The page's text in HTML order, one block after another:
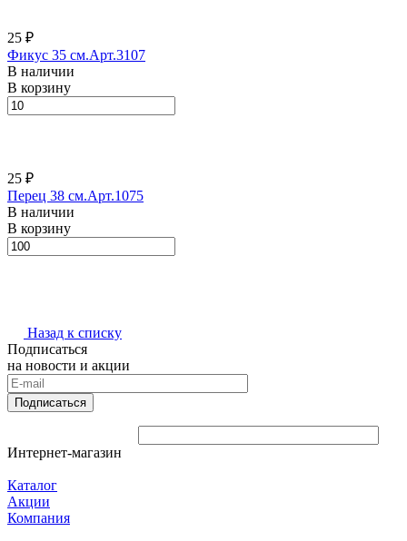
25 ₽
Фикус 35 см.Арт.3107
В наличии
В корзину
25 ₽
Перец 38 см.Арт.1075
В наличии
В корзину
Назад к списку
Подписаться
на новости и акции
Подписаться
Интернет-магазин
Каталог
Акции
Компания